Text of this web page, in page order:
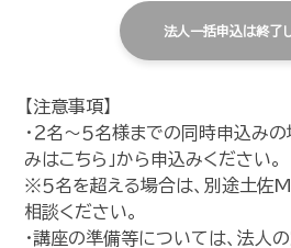
法人一括申込は終了
【注意事項】
・２名～５名様までの同時申込み
みはこちら」から申込みください。
※５名を超える場合は、別途土佐
相談ください。
・講座の準備等については、法人